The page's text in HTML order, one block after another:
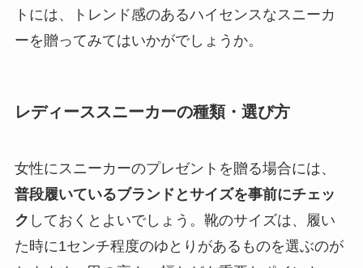
トには、トレンド感のあるハイセンスなスニーカ
ーを贈ってみてはいかがでしょうか。
レディーススニーカーの種類・選び方
女性にスニーカーのプレゼントを贈る場合には、
普段履いているブランドとサイズを事前にチェッ
ク しておくとよいでしょう。靴のサイズは、履い
た時に1センチ程度のゆとりがあるものを選ぶのが